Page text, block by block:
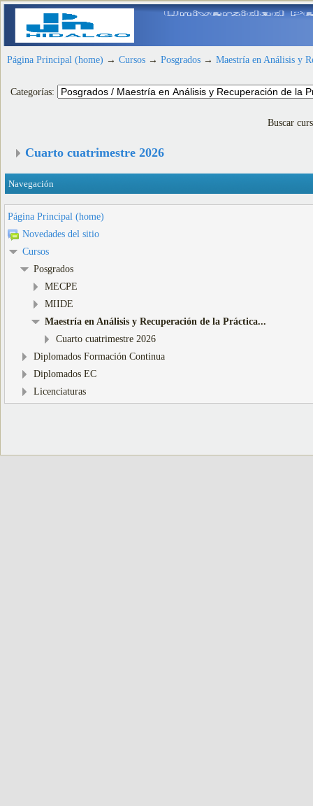
Página Principal (home) → Cursos → Posgrados → Maestría en Análisis y
Categorías:
Buscar
Cuarto cuatrimestre 2026
Navegación
Página Principal (home)
Novedades del sitio
Cursos
Posgrados
MECPE
MIIDE
Maestría en Análisis y Recuperación de la Práctica...
Cuarto cuatrimestre 2026
Diplomados Formación Continua
Diplomados EC
Licenciaturas